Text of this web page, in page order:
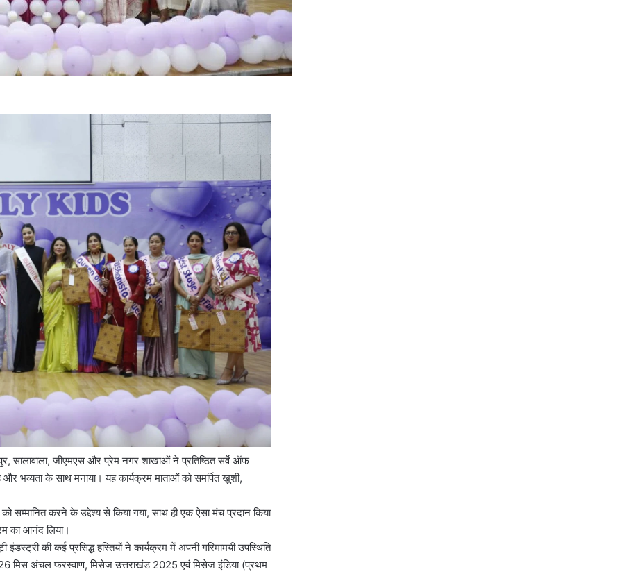
सालावाला, जीएमएस और प्रेम नगर शाखाओं ने प्रतिष्ठित सर्वे ऑफ
भव्यता के साथ मनाया। यह कार्यक्रम माताओं को समर्पित खुशी,
सम्मानित करने के उद्देश्य से किया गया, साथ ही एक ऐसा मंच प्रदान किया
का आनंद लिया।
की कई प्रसिद्ध हस्तियों ने कार्यक्रम में अपनी गरिमामयी उपस्थिति
मिस अंचल फरस्वाण, मिसेज उत्तराखंड 2025 एवं मिसेज इंडिया (प्रथम